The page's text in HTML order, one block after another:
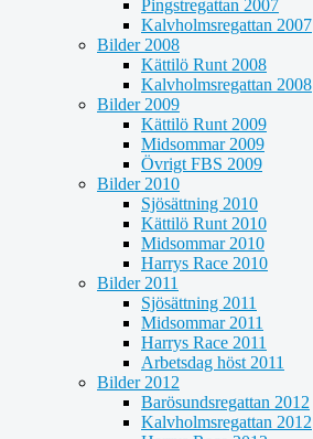
Pingstregattan 2007
Kalvholmsregattan 2007
Bilder 2008
Kättilö Runt 2008
Kalvholmsregattan 2008
Bilder 2009
Kättilö Runt 2009
Midsommar 2009
Övrigt FBS 2009
Bilder 2010
Sjösättning 2010
Kättilö Runt 2010
Midsommar 2010
Harrys Race 2010
Bilder 2011
Sjösättning 2011
Midsommar 2011
Harrys Race 2011
Arbetsdag höst 2011
Bilder 2012
Barösundsregattan 2012
Kalvholmsregattan 2012